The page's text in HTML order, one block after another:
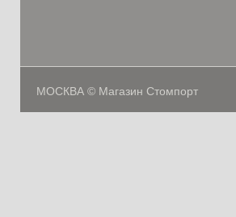
МОСКВА © Магазин Стомпорт